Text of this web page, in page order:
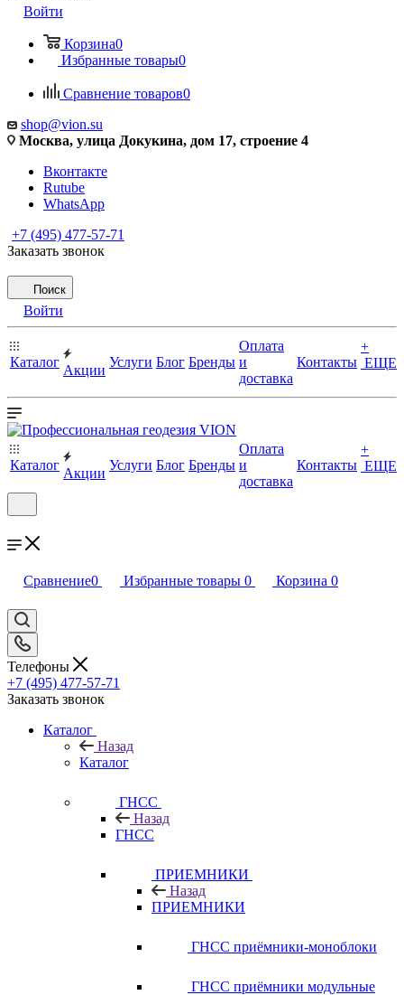
Войти
Корзина0
Избранные товары0
Сравнение товаров0
shop@vion.su
Москва, улица Докукина, дом 17, строение 4
Вконтакте
Rutube
WhatsApp
+7 (495) 477-57-71
Заказать звонок
Поиск
Войти
Каталог
Акции
Услуги Блог Бренды
Оплата
и
доставка
Контакты
+
ЕЩЕ
Каталог
Акции
Услуги Блог Бренды
Оплата
и
доставка
Контакты
+
ЕЩЕ
Сравнение0 Избранные товары 0 Корзина 0
Телефоны
+7 (495) 477-57-71
Заказать звонок
Каталог
Назад
Каталог
ГНСС
Назад
ГНСС
ПРИЕМНИКИ
Назад
ПРИЕМНИКИ
ГНСС приёмники-моноблоки
ГНСС приёмники модульные